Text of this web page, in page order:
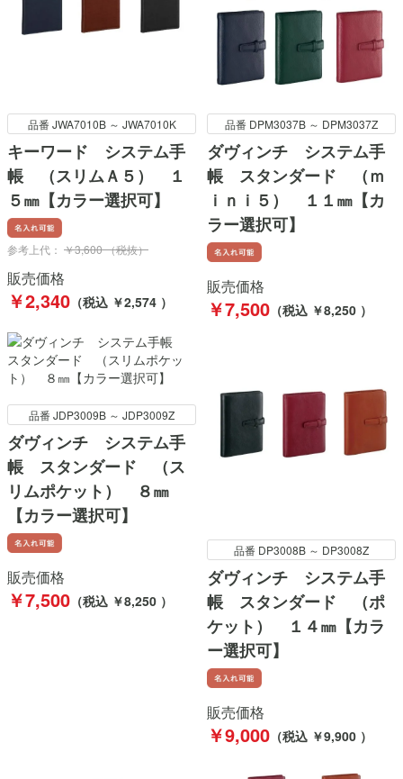
品番 JWA7010B ～ JWA7010K
キーワード システム手
帳 （スリムＡ５） １
５㎜【カラー選択可】
参考上代： ￥3,600 （税抜）
販売価格
￥2,340 （税込 ￥2,574 ）
品番 DPM3037B ～ DPM3037Z
ダヴィンチ システム手
帳 スタンダード （ｍ
ｉｎｉ５） １１㎜【カ
ラー選択可】
販売価格
￥7,500 （税込 ￥8,250 ）
品番 JDP3009B ～ JDP3009Z
ダヴィンチ システム手
帳 スタンダード （ス
リムポケット） ８㎜
【カラー選択可】
販売価格
￥7,500 （税込 ￥8,250 ）
品番 DP3008B ～ DP3008Z
ダヴィンチ システム手
帳 スタンダード （ポ
ケット） １４㎜【カラ
ー選択可】
販売価格
￥9,000 （税込 ￥9,900 ）